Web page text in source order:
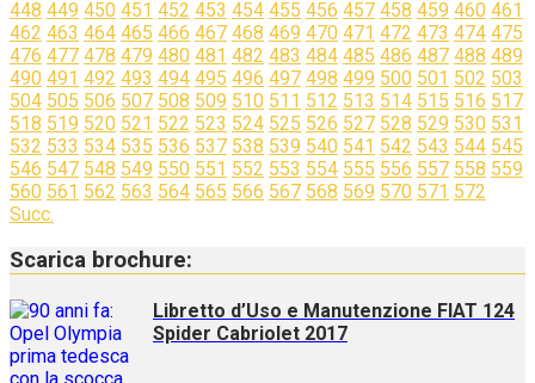
448 449 450 451 452 453 454 455 456 457 458 459 460 461
462 463 464 465 466 467 468 469 470 471 472 473 474 475
476 477 478 479 480 481 482 483 484 485 486 487 488 489
490 491 492 493 494 495 496 497 498 499 500 501 502 503
504 505 506 507 508 509 510 511 512 513 514 515 516 517
518 519 520 521 522 523 524 525 526 527 528 529 530 531
532 533 534 535 536 537 538 539 540 541 542 543 544 545
546 547 548 549 550 551 552 553 554 555 556 557 558 559
560 561 562 563 564 565 566 567 568 569 570 571 572
Succ.
Scarica brochure:
Libretto d’Uso e Manutenzione FIAT 124
Spider Cabriolet 2017